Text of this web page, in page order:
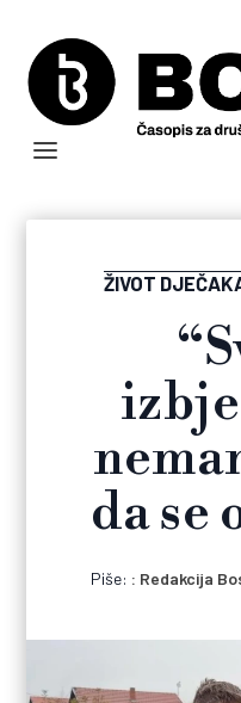
ŽIVOT
da se
Piše: Redakcija